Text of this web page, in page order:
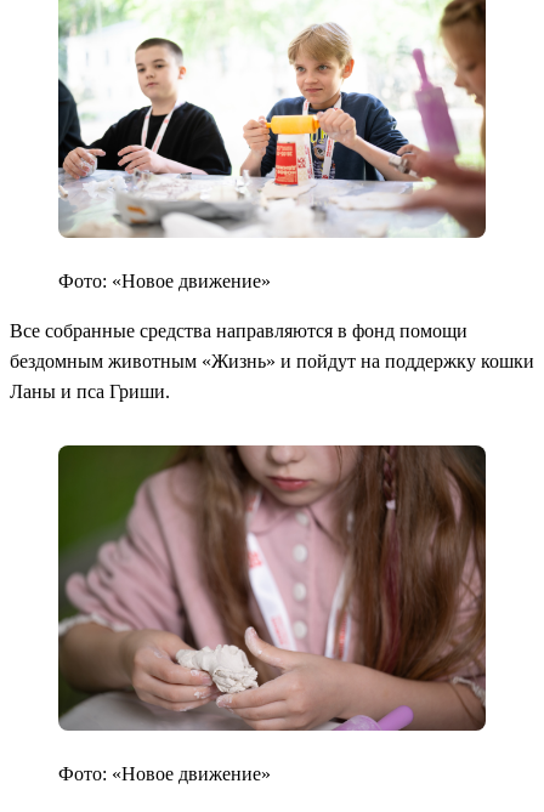
Фото: «Новое движение»
Все собранные средства направляются в фонд помощи
бездомным животным «Жизнь» и пойдут на поддержку кошки
Ланы и пса Гриши.
Фото: «Новое движение»